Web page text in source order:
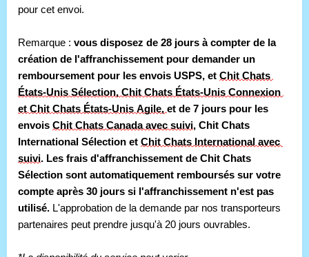
pour cet envoi.
Remarque : vous disposez de 28 jours à compter de la
création de l'affranchissement pour demander un
remboursement pour les envois USPS, et Chit Chats
États-Unis Sélection, Chit Chats États-Unis Connexion
et Chit Chats États-Unis Agile, et de 7 jours pour les
envois Chit Chats Canada avec suivi, Chit Chats
International Sélection et Chit Chats International avec
suivi. Les frais d'affranchissement de Chit Chats
Sélection sont automatiquement remboursés sur votre
compte après 30 jours si l'affranchissement n'est pas
utilisé. L'approbation de la demande par nos transporteurs
partenaires peut prendre jusqu'à 20 jours ouvrables.